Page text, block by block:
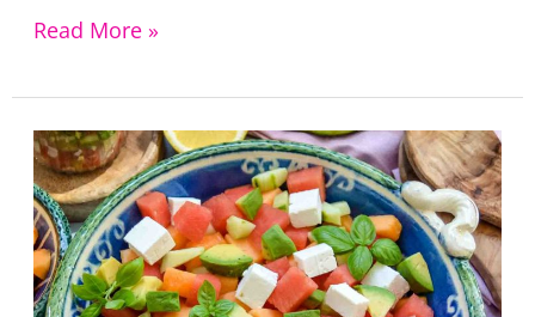
Gefüllte
mit
Hackfleisch
überbacken
Read More »